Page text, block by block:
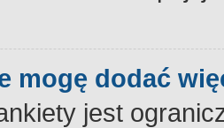
mogę dodać
jest